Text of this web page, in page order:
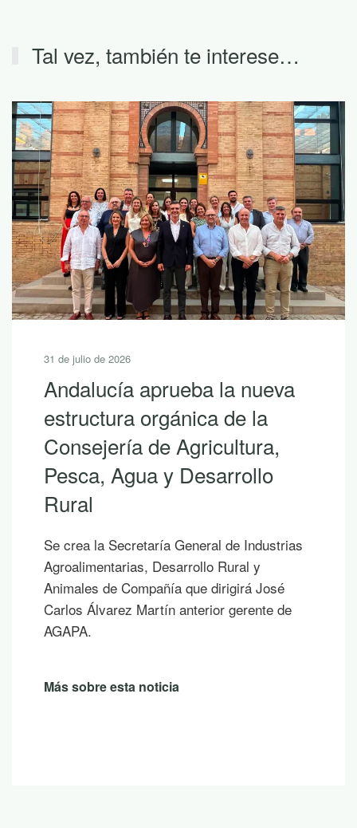
Tal vez, también te interese…
31 de julio de 2026
Andalucía aprueba la nueva
estructura orgánica de la
Consejería de Agricultura,
Pesca, Agua y Desarrollo
Rural
Se crea la Secretaría General de Industrias
Agroalimentarias, Desarrollo Rural y
Animales de Compañía que dirigirá José
Carlos Álvarez Martín anterior gerente de
AGAPA.
Más sobre esta noticia